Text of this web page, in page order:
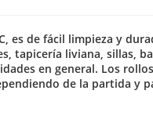
es de fácil limpieza y
tapicería liviana, sillas,
en general. Los
de la partida y